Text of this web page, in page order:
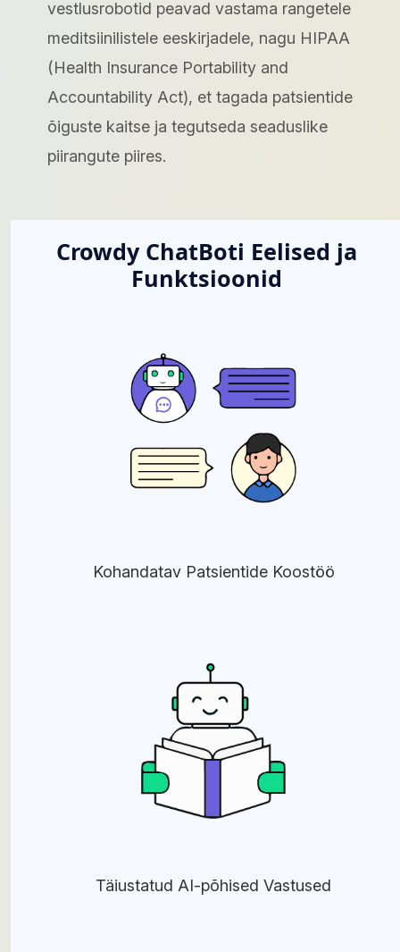
vestlusrobotid peavad vastama rangetele
meditsiinilistele eeskirjadele, nagu HIPAA
(Health Insurance Portability and
Accountability Act), et tagada patsientide
õiguste kaitse ja tegutseda seaduslike
piirangute piires.
Crowdy ChatBoti Eelised ja
Funktsioonid
Kohandatav Patsientide Koostöö
Täiustatud AI-põhised Vastused